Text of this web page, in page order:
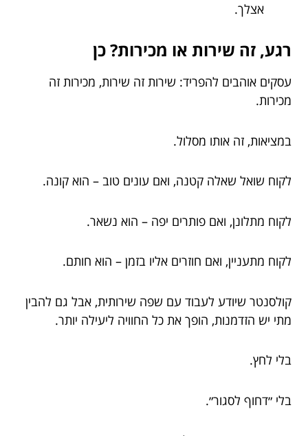
אצלך.
רגע, זה שירות או מכירות? כן
עסקים אוהבים להפריד: שירות זה שירות, מכירות זה
מכירות.
במציאות, זה אותו מסלול.
לקוח שואל שאלה קטנה, ואם עונים טוב – הוא קונה.
לקוח מתלונן, ואם פותרים יפה – הוא נשאר.
לקוח מתעניין, ואם חוזרים אליו בזמן – הוא חותם.
קולסנטר שיודע לעבוד עם שפה שירותית, אבל גם להבין
מתי יש הזדמנות, הופך את כל החוויה ליעילה יותר.
בלי לחץ.
בלי ״דחוף לסגור״.